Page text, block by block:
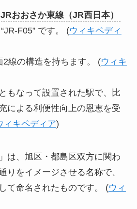
JRおおさか東線（JR西日本）
F05” です。 (ウィキペディ
2線の構造を持ちます。 (ウィキ
もなって設置された駅で、比
による利便性向上の恩恵を受
ィキペディア)
は、旭区・都島区双方に関わ
りをイメージさせる名称で、
て命名されたものです。 (ウィ